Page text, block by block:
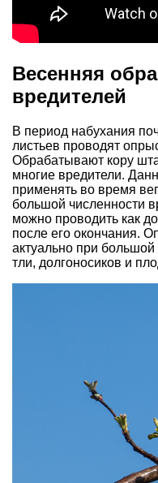
Весенняя
вредителей
В период набухания
листьев проводят
Обрабатывают кору
многие вредители.
применять во время
большой численности
можно проводить как
после его окончания.
актуально при
тли, долгоносиков и